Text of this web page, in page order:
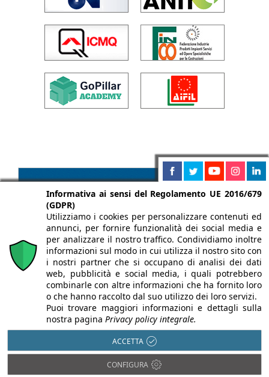
Per la tua pubblicità
Informativa ai sensi del Regolamento UE 2016/679
(GDPR)
Utilizziamo i cookies per personalizzare contenuti ed
annunci, per fornire funzionalità dei social media e
per analizzare il nostro traffico. Condividiamo inoltre
informazioni sul modo in cui utilizza il nostro sito con
i nostri partner che si occupano di analisi dei dati
web, pubblicità e social media, i quali potrebbero
combinarle con altre informazioni che ha fornito loro
o che hanno raccolto dal suo utilizzo dei loro servizi.
Puoi trovare maggiori informazioni e dettagli sulla
nostra pagina Privacy policy integrale.
ACCETTA
CONFIGURA